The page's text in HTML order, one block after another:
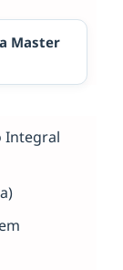
Master
Integral